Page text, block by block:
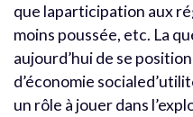
que laparticipation aux
moins poussée, etc. La
aujourd’hui de se
d’économie
un rôle à jouer dans